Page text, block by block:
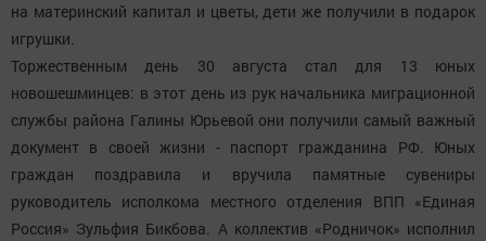
на материнский капитал и цветы, дети же получили в подарок
игрушки.
Торжественным день 30 августа стал для 13 юных
новошешминцев: в этот день из рук начальника миграционной
службы района Галины Юрьевой они получили самый важный
документ в своей жизни - паспорт гражданина РФ. Юных
граждан поздравила и вручила памятные сувениры
руководитель исполкома местного отделения ВПП «Единая
Россия» Зульфия Бикбова. А коллектив «Родничок» исполнил